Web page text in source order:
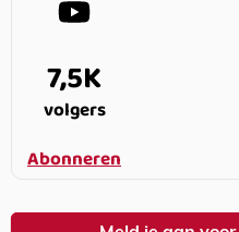
7,5K
volgers
Abonneren